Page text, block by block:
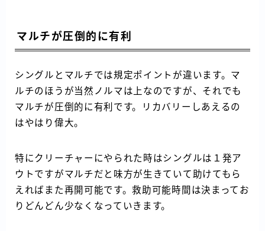
マルチが圧倒的に有利
シングルとマルチでは規定ポイントが違います。マ
ルチのほうが当然ノルマは上なのですが、それでも
マルチが圧倒的に有利です。リカバリーしあえるの
はやはり偉大。
特にクリーチャーにやられた時はシングルは１発ア
ウトですがマルチだと味方が生きていて助けてもら
えればまた再開可能です。救助可能時間は決まってお
りどんどん少なくなっていきます。